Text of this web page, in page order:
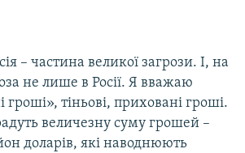
– частина великої загрози. І, на
не лише в Росії. Я вважаю
гроші», тіньові, приховані гроші.
величезну суму грошей –
доларів, які наводнюють